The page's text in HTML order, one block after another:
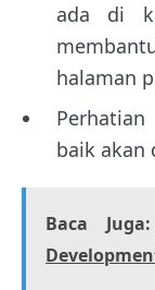
ada di
halaman
baik akan
Baca Juga: